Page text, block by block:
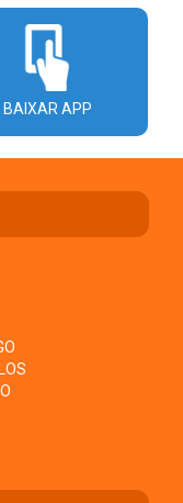
BAIXAR APP